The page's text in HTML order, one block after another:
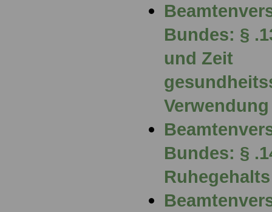
Bundes: §
und Zeit
Verwendung
Bundes: §
Ruhegehalts